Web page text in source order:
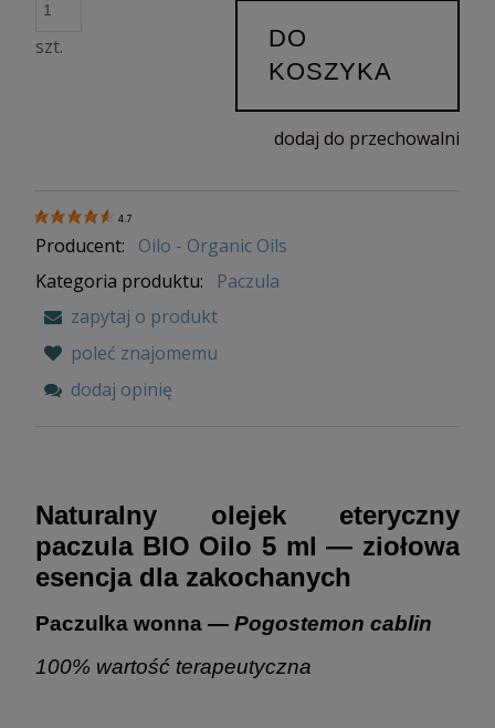
szt.
DO
KOSZYKA
dodaj do przechowalni
4.7
Producent:
Oilo - Organic Oils
Kategoria produktu:
Paczula
zapytaj o produkt
poleć znajomemu
dodaj opinię
Naturalny olejek eteryczny
paczula BIO Oilo 5 ml — ziołowa
esencja dla zakochanych
Paczulka wonna — Pogostemon cablin
100% wartość terapeutyczna